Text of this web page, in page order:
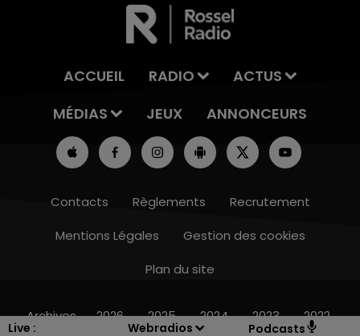
Live : Webradios Podcasts
ACCUEIL RADIO
ACTUS
MÉDIAS
JEUX ANNONCEURS
Contacts Règlements
Recrutement
Mentions Légales
Gestion des cookies
Plan du site
Archives 2026 2025 2024 2023 2022